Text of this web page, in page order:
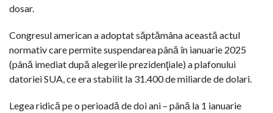
dosar.
Congresul american a adoptat săptămâna această actul
normativ care permite suspendarea până în ianuarie 2025
(până imediat după alegerile prezidenţiale) a plafonului
datoriei SUA, ce era stabilit la 31.400 de miliarde de dolari.
Legea ridică pe o perioadă de doi ani – până la 1 ianuarie